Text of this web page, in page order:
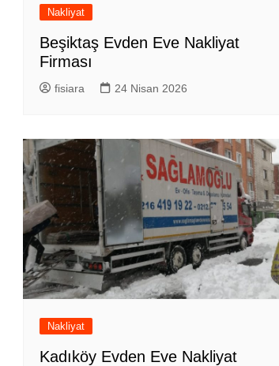
Nakliyat
Beşiktaş Evden Eve Nakliyat
Firması
fisiara 24 Nisan 2026
Nakliyat
Kadıköy Evden Eve Nakliyat